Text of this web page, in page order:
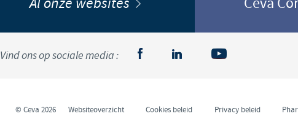
Vind ons op sociale media :
© Ceva 2026 Websiteoverzicht Cookies beleid Privacy beleid